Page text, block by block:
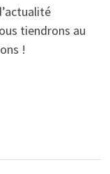
tiendrons au
!